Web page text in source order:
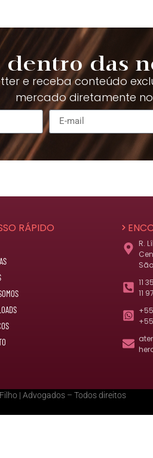
das
e receba conteúdo
mercado diretamente
RÁPIDO
R.
11
11
| Advogados – Todos direitos